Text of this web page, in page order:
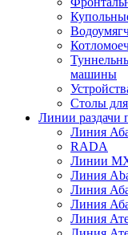
машины
Столы
Линии раздачи
Линия
RADA
Линии
Линия
Линия
Линия
Линия